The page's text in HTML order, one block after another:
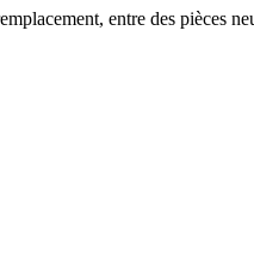
entre des pièces